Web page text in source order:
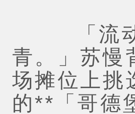
「流动
青。」苏慢
场摊位上挑
的**「哥德